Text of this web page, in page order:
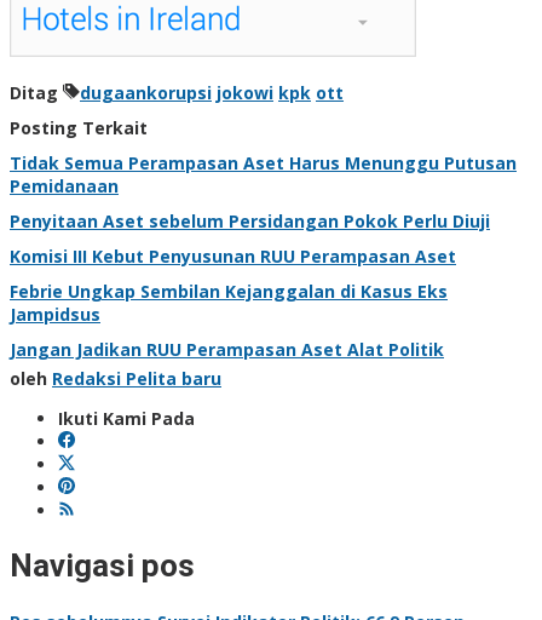
Ditag dugaankorupsi jokowi kpk ott
Posting Terkait
Tidak Semua Perampasan Aset Harus Menunggu Putusan
Pemidanaan
Penyitaan Aset sebelum Persidangan Pokok Perlu Diuji
Komisi III Kebut Penyusunan RUU Perampasan Aset
Febrie Ungkap Sembilan Kejanggalan di Kasus Eks
Jampidsus
Jangan Jadikan RUU Perampasan Aset Alat Politik
oleh Redaksi Pelita baru
Ikuti Kami Pada
Navigasi pos